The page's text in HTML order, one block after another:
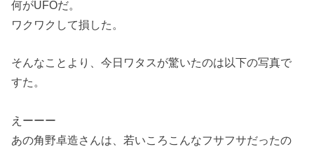
何がUFOだ。
ワクワクして損した。
そんなことより、今日ワタスが驚いたのは以下の写真で
すた。
えーーー
あの角野卓造さんは、若いころこんなフサフサだったの